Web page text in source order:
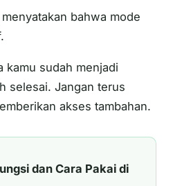
bahwa mode
kamu sudah menjadi
selesai. Jangan terus
akses tambahan.
dan Cara Pakai di